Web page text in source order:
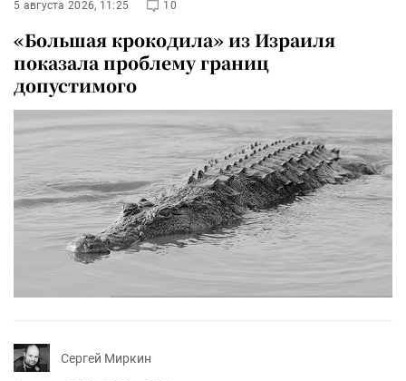
5 августа 2026, 11:25 10
«Большая крокодила» из Израиля
показала проблему границ
допустимого
Сергей Миркин